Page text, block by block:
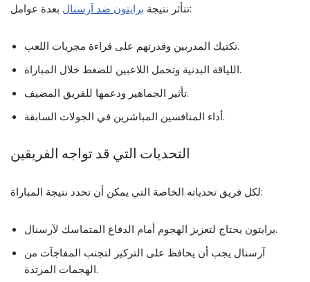
تتأثر نتيجة برايتون ضد آرسنال بعدة عوامل:
تكتيك المدربين وقدرتهم على قراءة مجريات اللعب.
اللياقة البدنية وتحمل اللاعبين للضغط خلال المباراة.
تأثير الجماهير ودعمها للفريق المضيف.
أداء المنافسين المباشرين في الجولات السابقة.
التحديات التي قد تواجه الفريقين
لكل فريق تحدياته الخاصة التي يمكن أن تحدد نتيجة المباراة:
برايتون يحتاج لتعزيز الهجوم أمام الدفاع المتماسك لآرسنال.
آرسنال يجب أن يحافظ على التركيز لتجنب المفاجآت من
الهجمات المرتدة.